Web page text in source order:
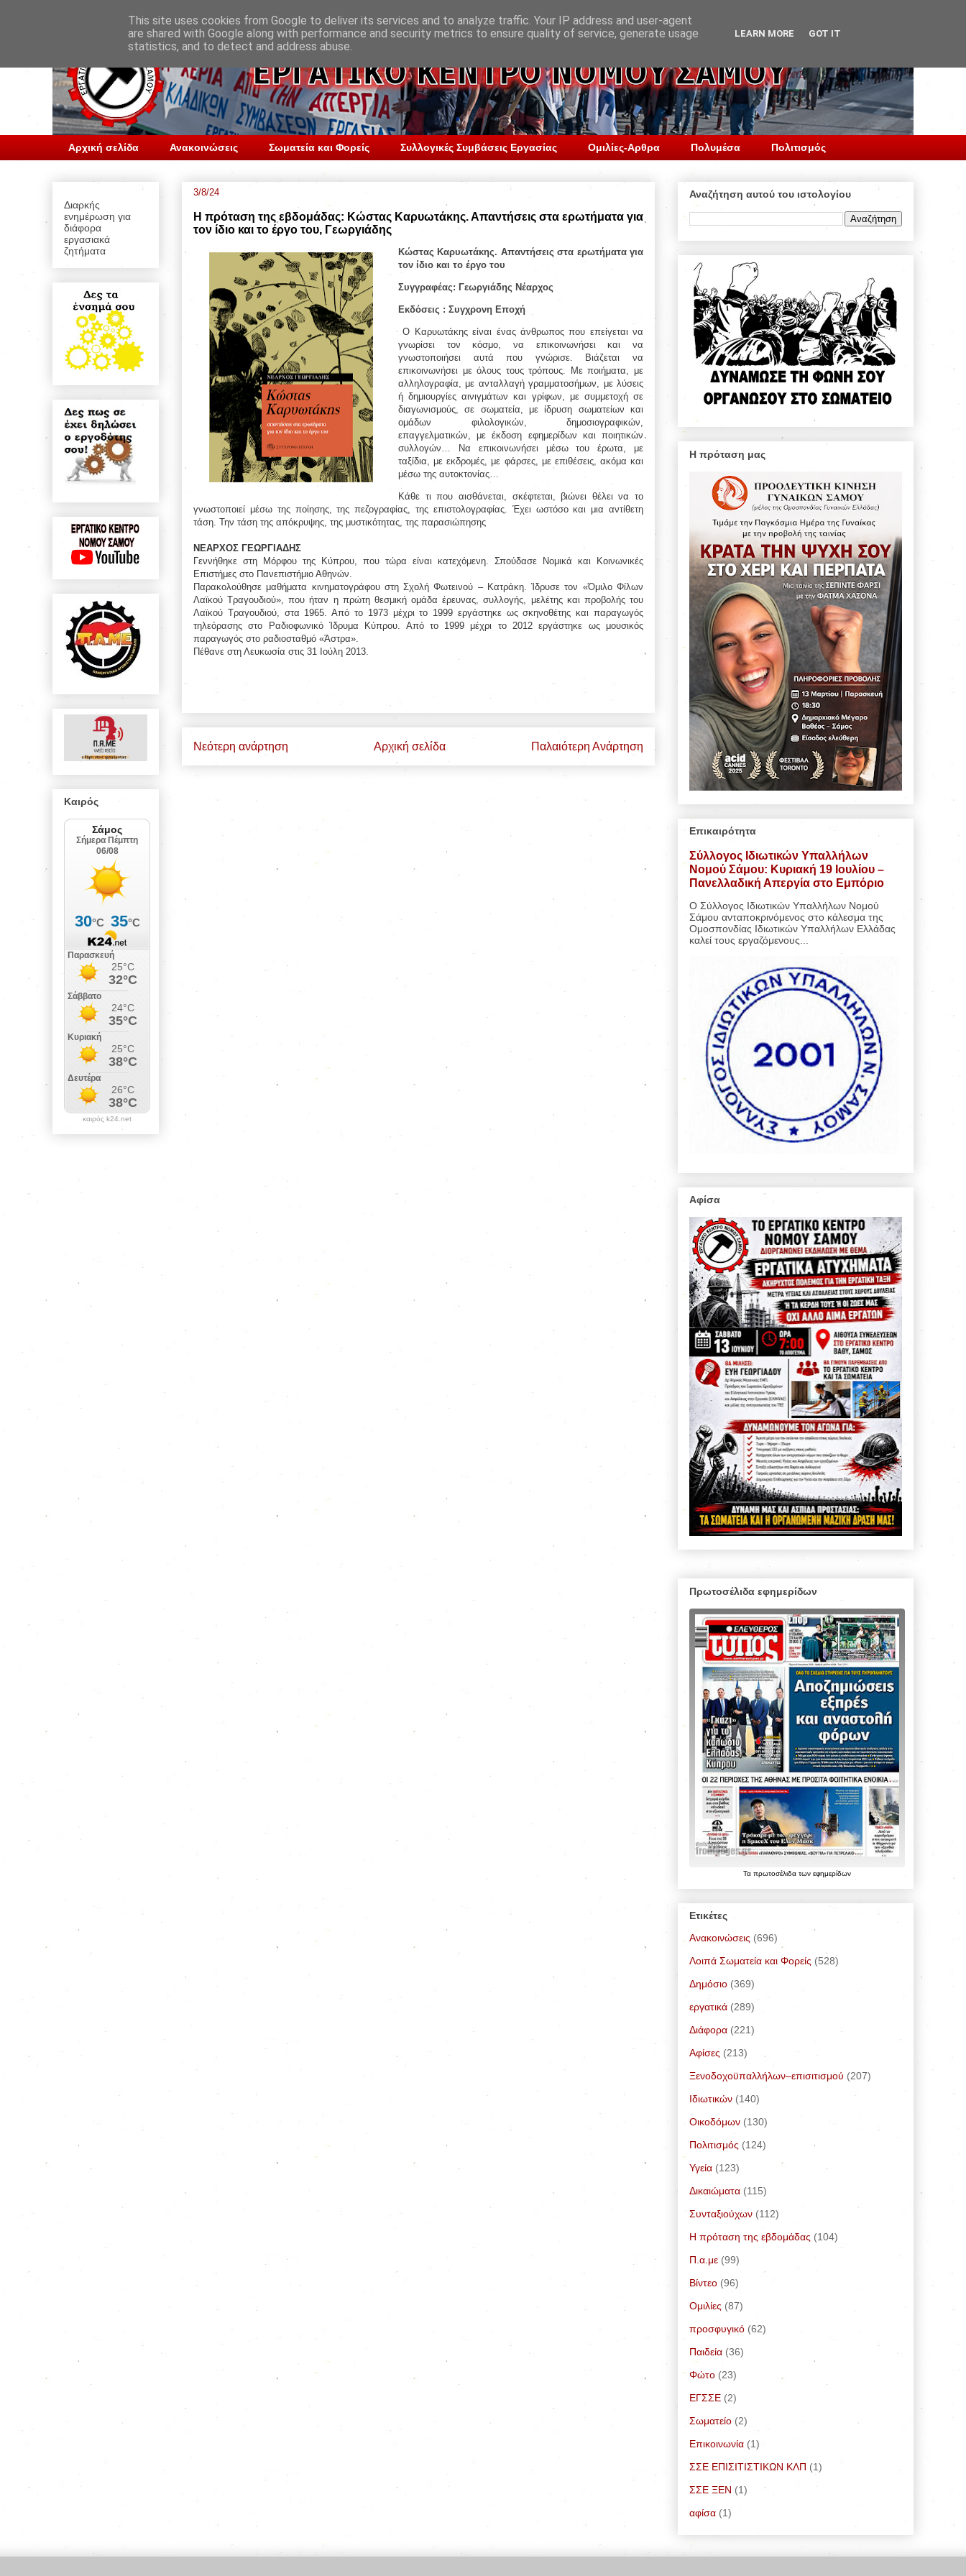
Αρχική σελίδα Ανακοινώσεις Σωματεία και Φορείς Συλλογικές Συμβάσεις Εργασίας Ομιλίες-Αρθρα Πολυμέσα Πολιτισμός
3/8/24
Η πρόταση της εβδομάδας: Κώστας Καρυωτάκης. Απαντήσεις στα ερωτήματα για
τον ίδιο και το έργο του, Γεωργιάδης
Κώστας Καρυωτάκης. Απαντήσεις στα ερωτήματα για
τον ίδιο και το έργο του
Συγγραφέας: Γεωργιάδης Νέαρχος
Εκδόσεις : Συγχρονη Εποχή
Ο Καρυωτάκης είναι ένας άνθρωπος που επείγεται να
γνωρίσει τον κόσμο, να επικοινωνήσει και να
γνωστοποιήσει αυτά που γνώρισε. Βιάζεται να
επικοινωνήσει με όλους τους τρόπους. Με ποιήματα, με
αλληλογραφία, με ανταλλαγή γραμματοσήμων, με λύσεις
ή δημιουργίες αινιγμάτων και γρίφων, με συμμετοχή σε
διαγωνισμούς, σε σωματεία, με ίδρυση σωματείων και
ομάδων φιλολογικών, δημοσιογραφικών,
επαγγελματικών, με έκδοση εφημερίδων και ποιητικών
συλλογών… Να επικοινωνήσει μέσω του έρωτα, με
ταξίδια, με εκδρομές, με φάρσες, με επιθέσεις, ακόμα και
μέσω της αυτοκτονίας…
Κάθε τι που αισθάνεται, σκέφτεται, βιώνει θέλει να το
γνωστοποιεί μέσω της ποίησης, της πεζογραφίας, της επιστολογραφίας. Έχει ωστόσο και μια αντίθετη
τάση. Την τάση της απόκρυψης, της μυστικότητας, της παρασιώπησης
ΝΕΑΡΧΟΣ ΓΕΩΡΓΙΑΔΗΣ
Γεννήθηκε στη Μόρφου της Κύπρου, που τώρα είναι κατεχόμενη. Σπούδασε Νομικά και Κοινωνικές
Επιστήμες στο Πανεπιστήμιο Αθηνών.
Παρακολούθησε μαθήματα κινηματογράφου στη Σχολή Φωτεινού – Κατράκη. Ίδρυσε τον «Όμιλο Φίλων
Λαϊκού Τραγουδιού», που ήταν η πρώτη θεσμική ομάδα έρευνας, συλλογής, μελέτης και προβολής του
Λαϊκού Τραγουδιού, στα 1965. Από το 1973 μέχρι το 1999 εργάστηκε ως σκηνοθέτης και παραγωγός
τηλεόρασης στο Ραδιοφωνικό Ίδρυμα Κύπρου. Από το 1999 μέχρι το 2012 εργάστηκε ως μουσικός
παραγωγός στο ραδιοσταθμό «Άστρα».
Πέθανε στη Λευκωσία στις 31 Ιούλη 2013.
Νεότερη ανάρτηση Παλαιότερη Ανάρτηση
Αρχική σελίδα
Διαρκής
ενημέρωση για
διάφορα
εργασιακά
ζητήματα
Καιρός
καιρός k24.net
Αναζήτηση αυτού του ιστολογίου
Η πρόταση μας
Επικαιρότητα
Σύλλογος Ιδιωτικών Υπαλλήλων
Νομού Σάμου: Κυριακή 19 Ιουλίου –
Πανελλαδική Απεργία στο Εμπόριο
Ο Σύλλογος Ιδιωτικών Υπαλλήλων Νομού
Σάμου ανταποκρινόμενος στο κάλεσμα της
Ομοσπονδίας Ιδιωτικών Υπαλλήλων Ελλάδας
καλεί τους εργαζόμενους...
Αφίσα
Πρωτοσέλιδα εφημερίδων
Τα πρωτοσέλιδα των εφημερίδων
Ετικέτες
Ανακοινώσεις (696)
Λοιπά Σωματεία και Φορείς (528)
Δημόσιο (369)
εργατικά (289)
Διάφορα (221)
Αφίσες (213)
Ξενοδοχοϋπαλλήλων–επισιτισμού (207)
Ιδιωτικών (140)
Οικοδόμων (130)
Πολιτισμός (124)
Υγεία (123)
Δικαιώματα (115)
Συνταξιούχων (112)
Η πρόταση της εβδομάδας (104)
Π.α.με (99)
Bίντεο (96)
Ομιλίες (87)
προσφυγικό (62)
Παιδεία (36)
Φώτο (23)
ΕΓΣΣΕ (2)
Σωματείο (2)
Επικοινωνία (1)
ΣΣΕ ΕΠΙΣΙΤΙΣΤΙΚΩΝ ΚΛΠ (1)
ΣΣΕ ΞΕΝ (1)
αφίσα (1)
This site uses cookies from Google to deliver its services and to analyze traffic. Your IP address and user-agent
are shared with Google along with performance and security metrics to ensure quality of service, generate usage
statistics, and to detect and address abuse.
LEARN MORE GOT IT